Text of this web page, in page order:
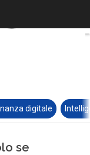
digitale
se